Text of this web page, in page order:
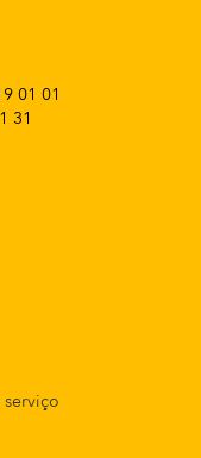
01 01
31